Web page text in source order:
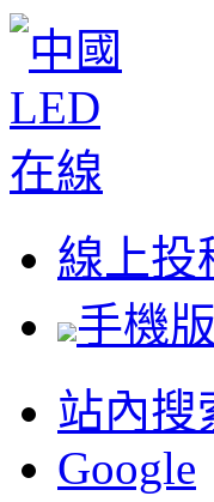
線上投
手機版
站內搜
Google